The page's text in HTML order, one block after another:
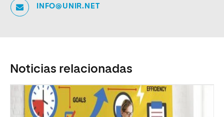
INFO@UNIR.NET
Noticias relacionadas